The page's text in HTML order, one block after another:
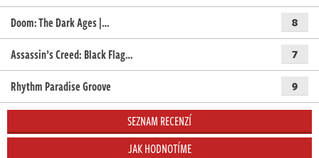
Doom: The Dark Ages |… 8
Assassin’s Creed: Black Flag… 7
Rhythm Paradise Groove 9
SEZNAM RECENZÍ
JAK HODNOTÍME